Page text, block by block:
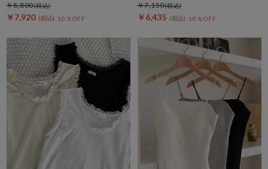
￥7,920 10％OFF
￥8,800
￥6,435 10％OFF
￥7,150